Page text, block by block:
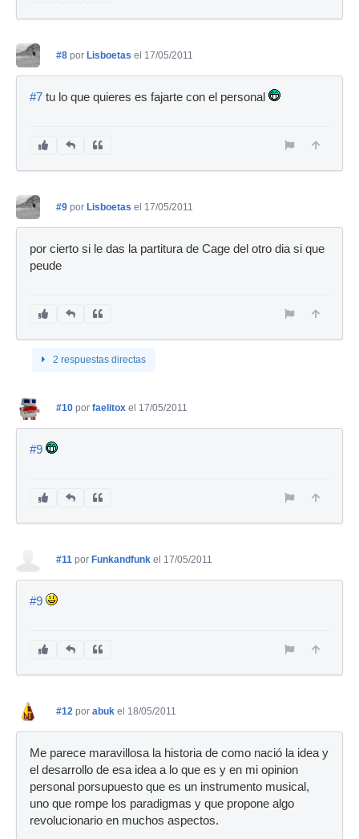
#8 por Lisboetas el 17/05/2011
#7 tu lo que quieres es fajarte con el personal
#9 por Lisboetas el 17/05/2011
por cierto si le das la partitura de Cage del otro dia si que
peude
2 respuestas directas
#10 por faelitox el 17/05/2011
#9
#11 por Funkandfunk el 17/05/2011
#9
#12 por abuk el 18/05/2011
Me parece maravillosa la historia de como nació la idea y
el desarrollo de esa idea a lo que es y en mi opinion
personal porsupuesto que es un instrumento musical,
uno que rompe los paradigmas y que propone algo
revolucionario en muchos aspectos.